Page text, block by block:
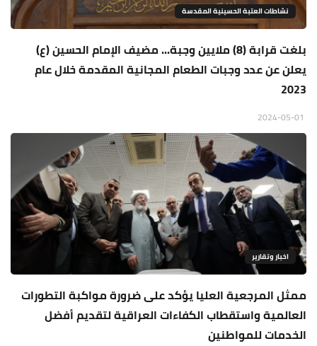
نشاطات العتبة الحسينية المقدسة
بلغت قرابة (8) ملايين وجبة... مضيف الإمام الحسين (ع)
يعلن عن عدد وجبات الطعام المجانية المقدمة خلال عام
2023
اخبار وتقارير
ممثل المرجعية العليا يؤكد على ضرورة مواكبة التطورات
العالمية واستقطاب الكفاءات العراقية لتقديم أفضل
الخدمات للمواطنين